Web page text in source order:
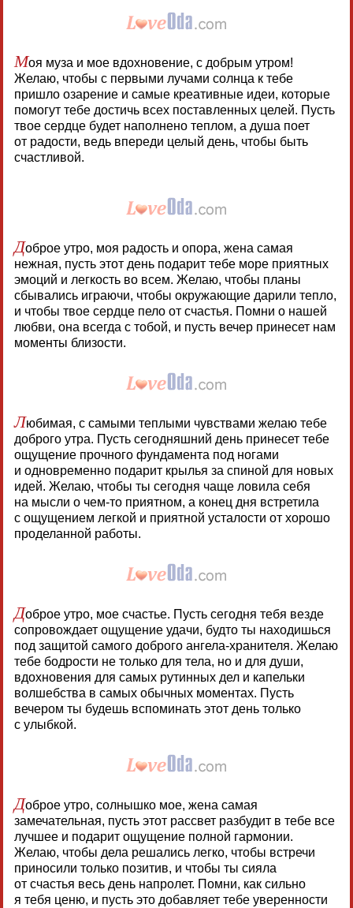
Моя муза и мое вдохновение, с добрым утром!
Желаю, чтобы с первыми лучами солнца к тебе
пришло озарение и самые креативные идеи, которые
помогут тебе достичь всех поставленных целей. Пусть
твое сердце будет наполнено теплом, а душа поет
от радости, ведь впереди целый день, чтобы быть
счастливой.
Доброе утро, моя радость и опора, жена самая
нежная, пусть этот день подарит тебе море приятных
эмоций и легкость во всем. Желаю, чтобы планы
сбывались играючи, чтобы окружающие дарили тепло,
и чтобы твое сердце пело от счастья. Помни о нашей
любви, она всегда с тобой, и пусть вечер принесет нам
моменты близости.
Любимая, с самыми теплыми чувствами желаю тебе
доброго утра. Пусть сегодняшний день принесет тебе
ощущение прочного фундамента под ногами
и одновременно подарит крылья за спиной для новых
идей. Желаю, чтобы ты сегодня чаще ловила себя
на мысли о чем-то приятном, а конец дня встретила
с ощущением легкой и приятной усталости от хорошо
проделанной работы.
Доброе утро, мое счастье. Пусть сегодня тебя везде
сопровождает ощущение удачи, будто ты находишься
под защитой самого доброго ангела-хранителя. Желаю
тебе бодрости не только для тела, но и для души,
вдохновения для самых рутинных дел и капельки
волшебства в самых обычных моментах. Пусть
вечером ты будешь вспоминать этот день только
с улыбкой.
Доброе утро, солнышко мое, жена самая
замечательная, пусть этот рассвет разбудит в тебе все
лучшее и подарит ощущение полной гармонии.
Желаю, чтобы дела решались легко, чтобы встречи
приносили только позитив, и чтобы ты сияла
от счастья весь день напролет. Помни, как сильно
я тебя ценю, и пусть это добавляет тебе уверенности